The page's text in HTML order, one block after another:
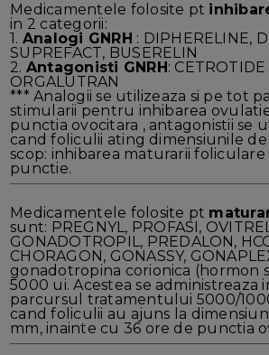
Medicamentele folosite pt
in 2 categorii:
1. Analogi GNRH : DIPHERELINE,
SUPREFACT, BUSERELIN
2. Antagonisti GNRH: CETROTIDE
ORGALUTRAN
*** Analogii se utilizeaza si pe tot
stimularii pentru inhibarea
punctia ovocitara , antagonistii se
cand foliculii ating dimensiunile de
scop: inhibarea maturarii foliculare
punctie.
Medicamentele folosite pt
sunt: PREGNYL, PROFASI,
GONADOTROPIL, PREDALON,
CHORAGON, GONASSY,
gonadotropina corionica (hormon
5000 ui. Acestea se administreaza
parcursul tratamentului 5000/
cand foliculii au ajuns la
mm, inainte cu 36 ore de punctia